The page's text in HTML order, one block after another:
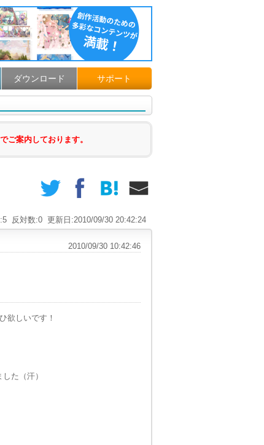
ダウンロード サポート
ご案内しております。
更新日:2010/09/30 20:42:24
反対数:0
2010/09/30 10:42:46
欲しいです！
た（汗）